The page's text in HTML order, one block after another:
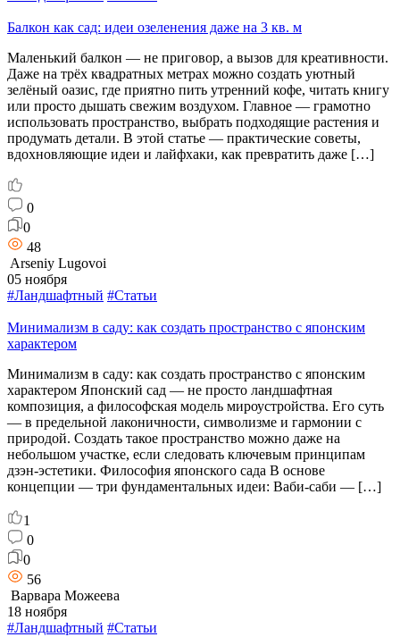
Балкон как сад: идеи озеленения даже на 3 кв. м
Маленький балкон — не приговор, а вызов для креативности.
Даже на трёх квадратных метрах можно создать уютный
зелёный оазис, где приятно пить утренний кофе, читать книгу
или просто дышать свежим воздухом. Главное — грамотно
использовать пространство, выбрать подходящие растения и
продумать детали. В этой статье — практические советы,
вдохновляющие идеи и лайфхаки, как превратить даже […]
0
0
48
Arseniy Lugovoi
05 ноября
#Ландшафтный #Статьи
Минимализм в саду: как создать пространство с японским
характером
Минимализм в саду: как создать пространство с японским
характером Японский сад — не просто ландшафтная
композиция, а философская модель мироустройства. Его суть
— в предельной лаконичности, символизме и гармонии с
природой. Создать такое пространство можно даже на
небольшом участке, если следовать ключевым принципам
дзэн‑эстетики. Философия японского сада В основе
концепции — три фундаментальных идеи: Ваби‑саби — […]
1
0
0
56
Варвара Можеева
18 ноября
#Ландшафтный #Статьи